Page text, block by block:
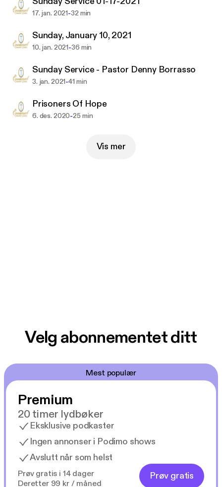
17. jan. 2021-32 min
Sunday, January 10, 2021
10. jan. 2021-36 min
Sunday Service - Pastor Denny Borrasso
3. jan. 2021-41 min
Prisoners Of Hope
6. des. 2020-25 min
Vis mer
Velg abonnementet ditt
Mest populær
Premium
20 timer lydbøker
Eksklusive podkaster
Ingen annonser i Podimo shows
Avslutt når som helst
Prøv gratis i 14 dager
Deretter 99 kr / måned
Prøv gratis